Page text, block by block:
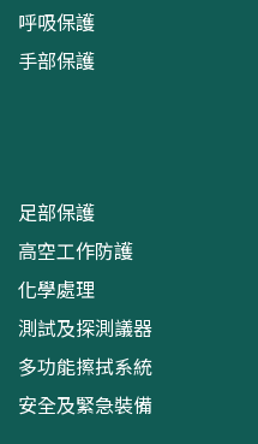
呼吸保護
手部保護
足部保護
高空工作防護
化學處理
測試及探測議器
多功能擦拭系統
安全及緊急裝備